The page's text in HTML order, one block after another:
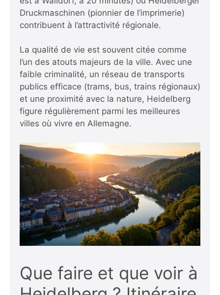
Druckmaschinen (pionnier de l’imprimerie)
contribuent à l’attractivité régionale.
La qualité de vie est souvent citée comme
l’un des atouts majeurs de la ville. Avec une
faible criminalité, un réseau de transports
publics efficace (trams, bus, trains régionaux)
et une proximité avec la nature, Heidelberg
figure régulièrement parmi les meilleures
villes où vivre en Allemagne.
Que faire et que voir à